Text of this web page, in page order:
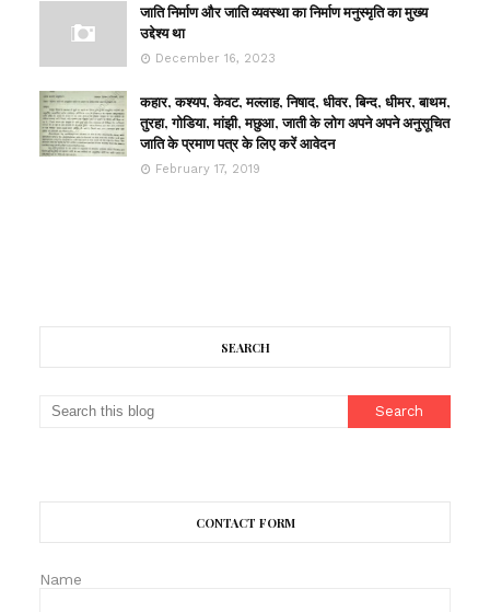
जाति निर्माण और जाति व्यवस्था का निर्माण मनुस्मृति का मुख्य
उद्देश्य था
December 16, 2023
कहार, कश्यप, केवट, मल्लाह, निषाद, धीवर, बिन्द, धीमर, बाथम,
तुरहा, गोडिया, मांझी, मछुआ, जाती के लोग अपने अपने अनुसूचित
जाति के प्रमाण पत्र के लिए करें आवेदन
February 17, 2019
SEARCH
CONTACT FORM
Name